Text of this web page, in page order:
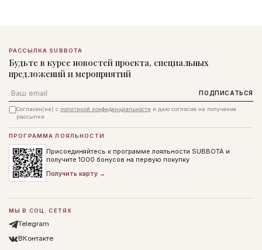
РАССЫЛКА SUBBOTA
Будьте в курсе новостей проекта, специальных
предложений и мероприятий
Email ПОДПИСАТЬСЯ
Согласен(на) с политикой конфиденциальности и даю согласие на получение
рассылки
ПРОГРАММА ЛОЯЛЬНОСТИ
Присоединяйтесь к программе лояльности SUBBOTA и
получите 1000 бонусов на первую покупку
Получить карту →
МЫ В СОЦ. СЕТЯХ
Telegram
ВКонтакте